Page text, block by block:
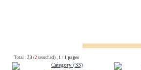
Total : 33 (2 searched) , 1 / 1 pages
Category (33)